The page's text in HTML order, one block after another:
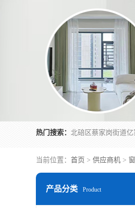
热门搜索：
当前位置： 首页 > 供应商机 >
产品分类 Product